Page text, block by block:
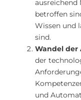
ausreichend
betroffen
Wissen und
sind.
Wandel der
der
und